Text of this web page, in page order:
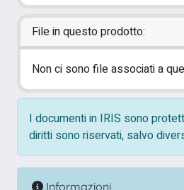
File in questo prodotto:
Non ci sono file associati a
I documenti in IRIS sono
diritti sono riservati, salvo
Informazioni